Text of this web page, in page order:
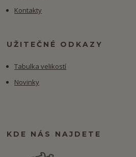
Kontakty
UŽITEČNÉ ODKAZY
Tabulka velikostí
Novinky
KDE NÁS NAJDETE